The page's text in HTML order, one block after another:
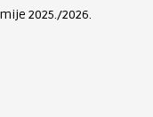
2025./2026.